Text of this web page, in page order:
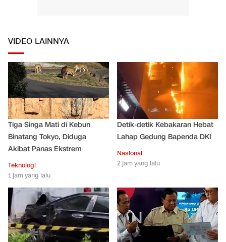
VIDEO LAINNYA
Tiga Singa Mati di Kebun
Binatang Tokyo, Diduga
Akibat Panas Ekstrem
Teknologi
1 jam yang lalu
Detik-detik Kebakaran Hebat
Lahap Gedung Bapenda DKI
Nasional
2 jam yang lalu